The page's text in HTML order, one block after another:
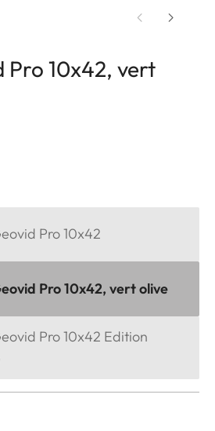
Pro 10x42, vert
Pro 10x42
Pro 10x42, vert olive
Pro 10x42 Edition